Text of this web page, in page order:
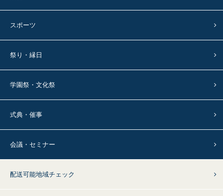
スポーツ
祭り・縁日
学園祭・文化祭
式典・催事
会議・セミナー
配送可能地域チェック